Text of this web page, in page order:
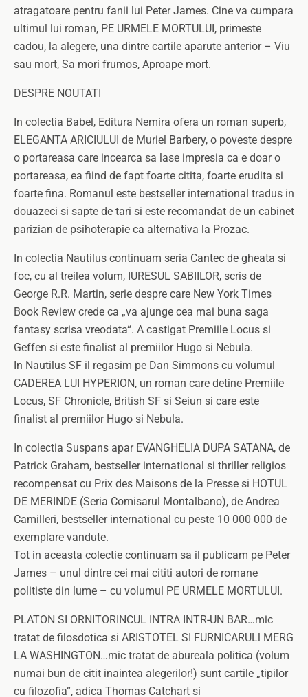
atragatoare pentru fanii lui Peter James. Cine va cumpara
ultimul lui roman, PE URMELE MORTULUI, primeste
cadou, la alegere, una dintre cartile aparute anterior – Viu
sau mort, Sa mori frumos, Aproape mort.
DESPRE NOUTATI
In colectia Babel, Editura Nemira ofera un roman superb,
ELEGANTA ARICIULUI de Muriel Barbery, o poveste despre
o portareasa care incearca sa lase impresia ca e doar o
portareasa, ea fiind de fapt foarte citita, foarte erudita si
foarte fina. Romanul este bestseller international tradus in
douazeci si sapte de tari si este recomandat de un cabinet
parizian de psihoterapie ca alternativa la Prozac.
In colectia Nautilus continuam seria Cantec de gheata si
foc, cu al treilea volum, IURESUL SABIILOR, scris de
George R.R. Martin, serie despre care New York Times
Book Review crede ca „va ajunge cea mai buna saga
fantasy scrisa vreodata“. A castigat Premiile Locus si
Geffen si este finalist al premiilor Hugo si Nebula.
In Nautilus SF il regasim pe Dan Simmons cu volumul
CADEREA LUI HYPERION, un roman care detine Premiile
Locus, SF Chronicle, British SF si Seiun si care este
finalist al premiilor Hugo si Nebula.
In colectia Suspans apar EVANGHELIA DUPA SATANA, de
Patrick Graham, bestseller international si thriller religios
recompensat cu Prix des Maisons de la Presse si HOTUL
DE MERINDE (Seria Comisarul Montalbano), de Andrea
Camilleri, bestseller international cu peste 10 000 000 de
exemplare vandute.
Tot in aceasta colectie continuam sa il publicam pe Peter
James – unul dintre cei mai cititi autori de romane
politiste din lume – cu volumul PE URMELE MORTULUI.
PLATON SI ORNITORINCUL INTRA INTR-UN BAR…mic
tratat de filosdotica si ARISTOTEL SI FURNICARULl MERG
LA WASHINGTON…mic tratat de abureala politica (volum
numai bun de citit inaintea alegerilor!) sunt cartile „tipilor
cu filozofia“, adica Thomas Catchart si